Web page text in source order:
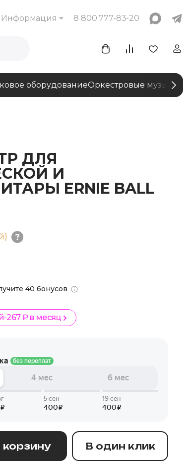
Информация 8 800 777-83-20
оборудованиеОркестровые
ДЛЯ
И
ERNIE BALL
40 бонусов
267 ₽ в месяц
В один клик